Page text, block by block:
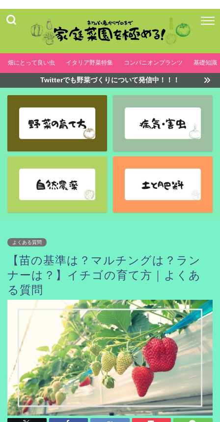
畑にとって良い虫 イタリア野菜特集 コンパニオンプランツ 基礎知識
Twitterでも野菜づくりについて発信中！！！
よくある質問
【苗の基準は？マルチングは？ラン
ナーは？】イチゴの育て方｜よくあ
る質問